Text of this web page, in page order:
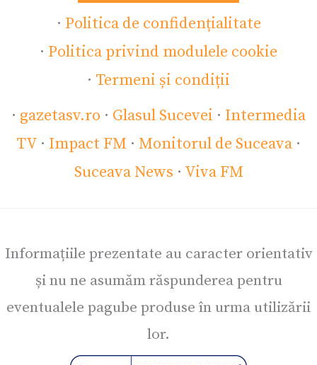
· Politica de confidențialitate
· Politica privind modulele cookie
· Termeni și condiții
· gazetasv.ro · Glasul Sucevei · Intermedia
TV · Impact FM · Monitorul de Suceava ·
Suceava News · Viva FM
Informațiile prezentate au caracter orientativ
și nu ne asumăm răspunderea pentru
eventualele pagube produse în urma utilizării
lor.